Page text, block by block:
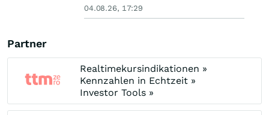
04.08.26, 17:29
Partner
Realtimekursindikationen »
Kennzahlen in Echtzeit »
Investor Tools »